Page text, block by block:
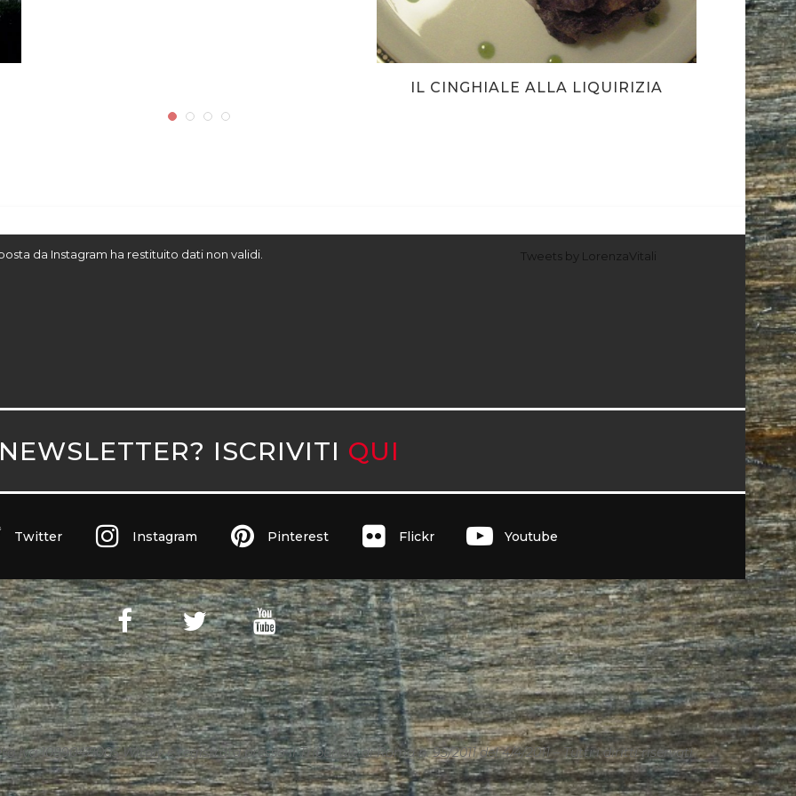
IL CINGHIALE ALLA LIQUIRIZIA
da Instagram ha restituito dati non validi. Tweets by LorenzaVitali
NEWSLETTER? ISCRIVITI QUI
Twitter Instagram Pinterest Flickr Youtube
Iva 10890471005 Witaly è registrata presso il Tribunale di Roma n. 95/2011 del 4/4/2011 – Tutti i diritti riservati